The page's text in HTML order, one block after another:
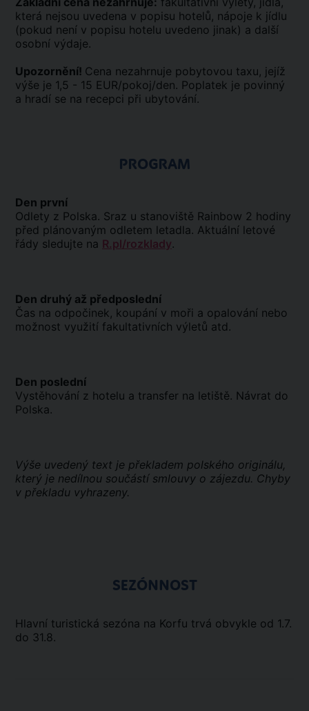
která nejsou uvedena v popisu hotelů, nápoje k jídlu
(pokud není v popisu hotelu uvedeno jinak) a další
osobní výdaje.
Upozornění! Cena nezahrnuje pobytovou taxu, jejíž
výše je 1,5 - 15 EUR/pokoj/den. Poplatek je povinný
a hradí se na recepci při ubytování.
PROGRAM
Den první
Odlety z Polska. Sraz u stanoviště Rainbow 2 hodiny
před plánovaným odletem letadla. Aktuální letové
řády sledujte na R.pl/rozklady.
Den druhý až předposlední
Čas na odpočinek, koupání v moři a opalování nebo
možnost využití fakultativních výletů atd.
Den poslední
Vystěhování z hotelu a transfer na letiště. Návrat do
Polska.
Výše uvedený text je překladem polského originálu,
který je nedílnou součástí smlouvy o zájezdu. Chyby
v překladu vyhrazeny.
SEZÓNNOST
Hlavní turistická sezóna na Korfu trvá obvykle od 1.7.
do 31.8.